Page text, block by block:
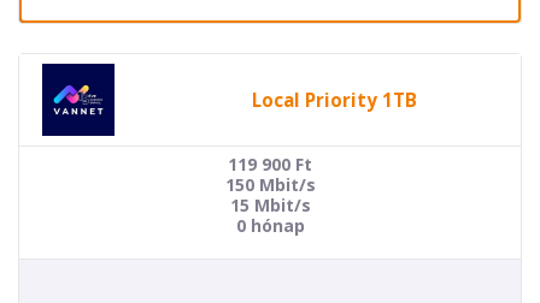
Local Priority 1TB
119 900 Ft
150 Mbit/s
15 Mbit/s
0 hónap